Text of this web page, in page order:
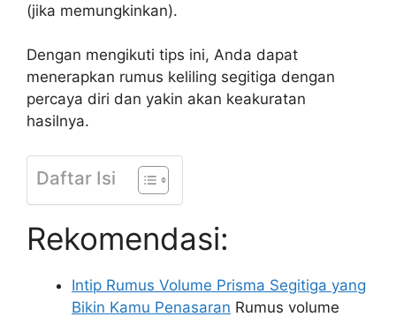
(jika memungkinkan).
Dengan mengikuti tips ini, Anda dapat
menerapkan rumus keliling segitiga dengan
percaya diri dan yakin akan keakuratan
hasilnya.
Daftar Isi
Rekomendasi:
Intip Rumus Volume Prisma Segitiga yang
Bikin Kamu Penasaran Rumus volume